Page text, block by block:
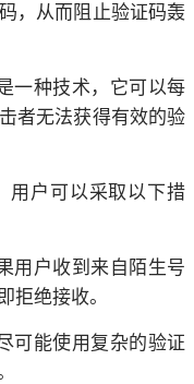
，从而阻止验证码轰
一种技术，它可以每
者无法获得有效的验
用户可以采取以下措
用户收到来自陌生号
拒绝接收。
可能使用复杂的验证